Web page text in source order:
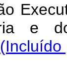
e
(Incluído